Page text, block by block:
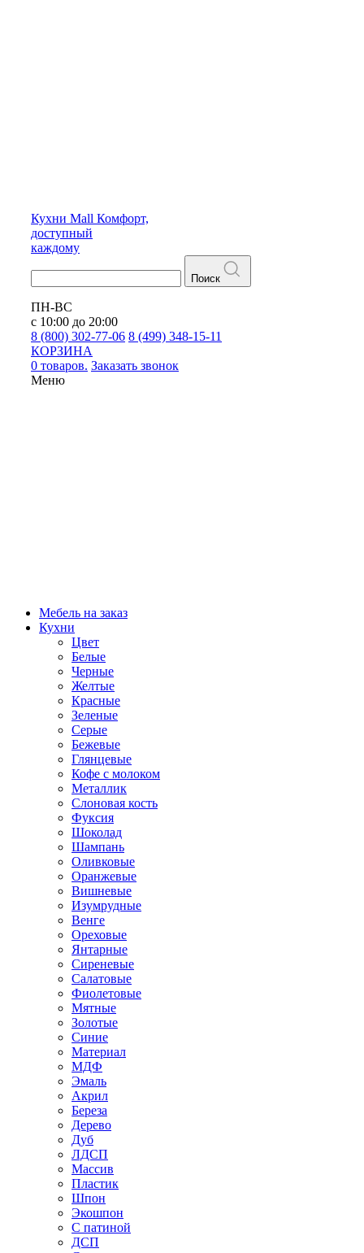
Кухни Mall Комфорт,
доступный
каждому
Поиск
ПН-ВС
с 10:00 до 20:00
8 (800) 302-77-06 8 (499) 348-15-11
КОРЗИНА
0 товаров. Заказать звонок
Меню
Мебель на заказ
Кухни
Цвет
Белые
Черные
Желтые
Красные
Зеленые
Серые
Бежевые
Глянцевые
Кофе с молоком
Металлик
Слоновая кость
Фуксия
Шоколад
Шампань
Оливковые
Оранжевые
Вишневые
Изумрудные
Венге
Ореховые
Янтарные
Сиреневые
Салатовые
Фиолетовые
Мятные
Золотые
Синие
Материал
МДФ
Эмаль
Акрил
Береза
Дерево
Дуб
ЛДСП
Массив
Пластик
Шпон
Экошпон
С патиной
ДСП